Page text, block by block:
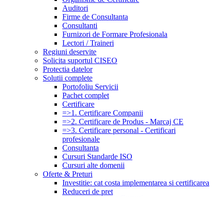
Auditori
Firme de Consultanta
Consultanti
Furnizori de Formare Profesionala
Lectori / Traineri
Regiuni deservite
Solicita suportul CISEO
Protectia datelor
Solutii complete
Portofoliu Servicii
Pachet complet
Certificare
=>1. Certificare Companii
=>2. Certificare de Produs - Marcaj CE
=>3. Certificare personal - Certificari
profesionale
Consultanta
Cursuri Standarde ISO
Cursuri alte domenii
Oferte & Preturi
Investitie: cat costa implementarea si certificarea
Reduceri de pret